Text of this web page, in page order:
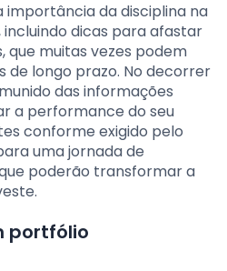
importância da disciplina na
dicas para afastar
que muitas vezes podem
de longo prazo. No decorrer
das informações
a performance do seu
conforme exigido pelo
uma jornada de
poderão transformar a
portfólio